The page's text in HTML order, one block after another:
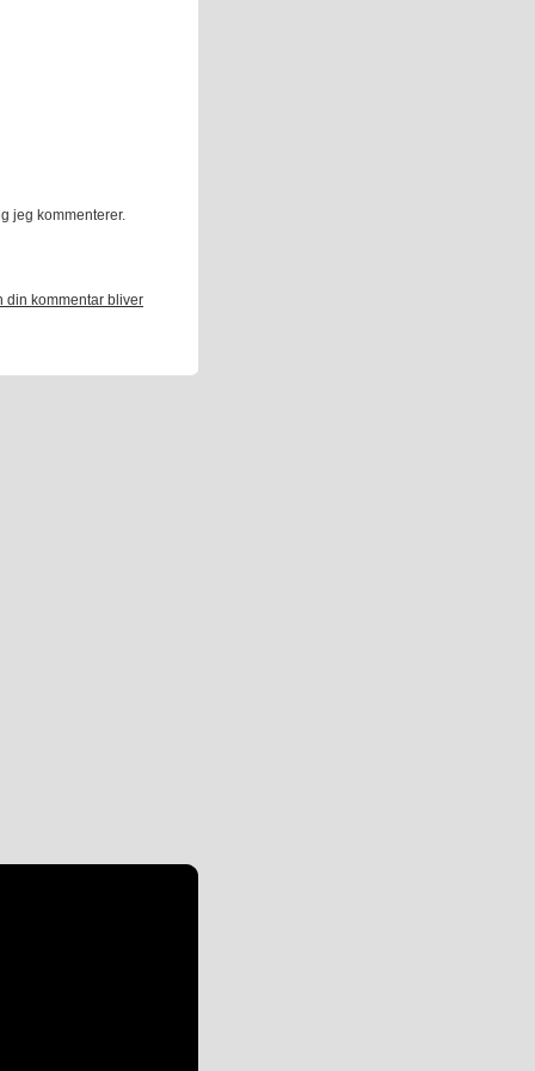
jeg kommenterer.
din kommentar bliver